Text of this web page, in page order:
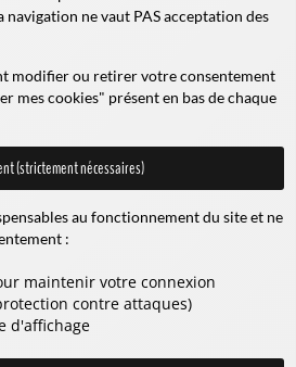
ne vaut PAS acceptation des
modifier ou retirer votre consentement
mes cookies" présent en bas de chaque
(strictement nécessaires)
au fonctionnement du site et ne
:
maintenir votre connexion
contre attaques)
d'affichage